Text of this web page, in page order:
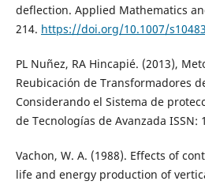
deflection. Applied Mathematics
214. https://doi.org/10.1007/
PL Nuñez, RA Hincapié. (2013),
Reubicación de Transformadores
Considerando el Sistema de
de Tecnologías de Avanzada ISSN:
Vachon, W. A. (1988). Effects of
life and energy production of